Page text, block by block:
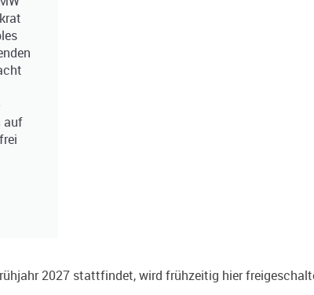
auf
2027 stattfindet, wird frühzeitig hier